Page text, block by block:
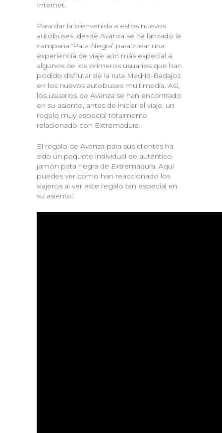
Internet.
Para dar la bienvenida a estos nuevos
autobuses, desde Avanza se ha lanzado la
campaña ‘Pata Negra’ para crear una
experiencia de viaje aún más especial a
algunos de los primeros usuarios que han
podido disfrutar de la ruta Madrid-Badajoz
en los nuevos autobuses multimedia. Así,
los usuarios de Avanza se han encontrado
en su asiento, antes de iniciar el viaje, un
regalo muy especial totalmente
relacionado con Extremadura.
El regalo de Avanza para sus clientes ha
sido un paquete individual de auténtico
jamón pata negra de Extremadura. Aquí
puedes ver como han reaccionado los
viajeros al ver este regalo tan especial en
su asiento: